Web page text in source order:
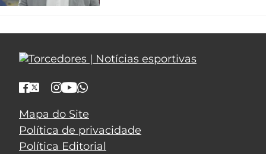
Mapa do Site
Política de privacidade
Política Editorial